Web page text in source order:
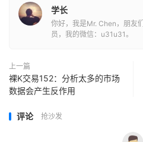
学长
你好，我是Mr. Chen，朋友
员，我的微信：u31u31。
上一篇
裸K交易152：分析太多的市场
数据会产生反作用
评论 抢沙发